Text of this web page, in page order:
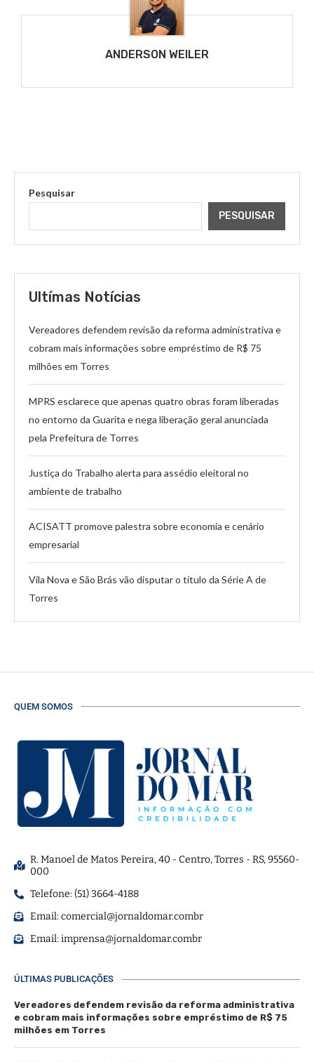
ANDERSON WEILER
Pesquisar
PESQUISAR
Ultímas Notícias
Vereadores defendem revisão da reforma administrativa e
cobram mais informações sobre empréstimo de R$ 75
milhões em Torres
MPRS esclarece que apenas quatro obras foram liberadas
no entorno da Guarita e nega liberação geral anunciada
pela Prefeitura de Torres
Justiça do Trabalho alerta para assédio eleitoral no
ambiente de trabalho
ACISATT promove palestra sobre economia e cenário
empresarial
Vila Nova e São Brás vão disputar o título da Série A de
Torres
QUEM SOMOS
R. Manoel de Matos Pereira, 40 - Centro, Torres - RS, 95560-
000
Telefone: (51) 3664-4188
Email:comercial@jornaldomar.combr
Email:imprensa@jornaldomar.combr
ÚLTIMAS PUBLICAÇÕES
Vereadores defendem revisão da reforma administrativa
e cobram mais informações sobre empréstimo de R$ 75
milhões em Torres